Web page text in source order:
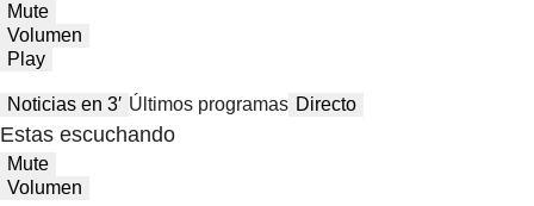
Mute
Volumen
Play
Noticias en 3′ Últimos programas Directo
Estas escuchando
Mute
Volumen